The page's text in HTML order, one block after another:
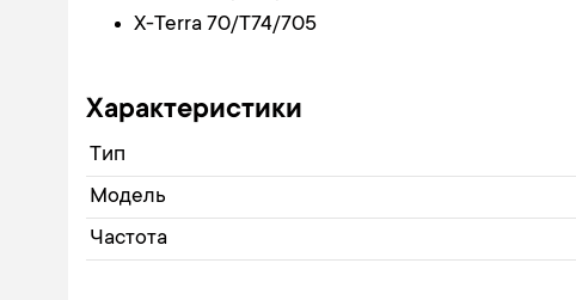
X-Terra 70/Т74/705
Характеристики
Тип
Модель
Частота